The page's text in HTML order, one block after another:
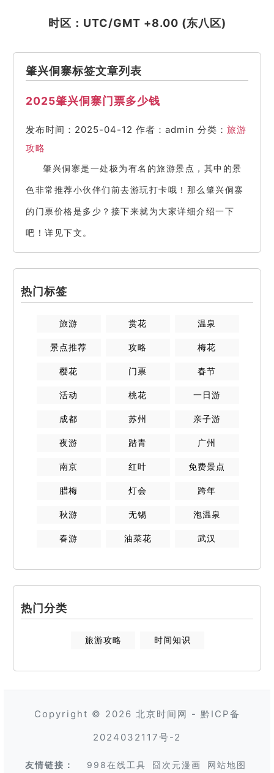
时区：UTC/GMT +8.00 (东八区)
肇兴侗寨标签文章列表
2025肇兴侗寨门票多少钱
发布时间：2025-04-12 作者：admin 分类： 旅游
攻略
肇兴侗寨是一处极为有名的旅游景点，其中的景
色非常推荐小伙伴们前去游玩打卡哦！那么肇兴侗寨
的门票价格是多少？接下来就为大家详细介绍一下
吧！详见下文。
热门标签
旅游 赏花 温泉
景点推荐 攻略 梅花
樱花 门票 春节
活动 桃花 一日游
成都 苏州 亲子游
夜游 踏青 广州
南京 红叶 免费景点
腊梅 灯会 跨年
秋游 无锡 泡温泉
春游 油菜花 武汉
热门分类
旅游攻略 时间知识
Copyright © 2026 北京时间网 - 黔ICP备
2024032117号-2
友情链接： 998在线工具 囧次元漫画 网站地图